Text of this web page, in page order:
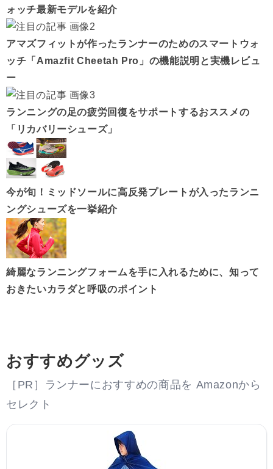
ォッチ最新モデルを紹介
アマズフィットが作ったランナーのためのスマートウォ
ッチ「Amazfit Cheetah Pro」の機能説明と実機レビュ
ー
ランニングの足の疲労回復をサポートするおススメの
「リカバリーシューズ」
今が旬！ミッドソールに高反発プレートが入ったランニ
ングシューズを一挙紹介
綺麗なランニングフォームを手に入れるために、知って
おきたいカラダと呼吸のポイント
おすすめグッズ
［PR］ランナーにおすすめの商品を Amazonから
セレクト